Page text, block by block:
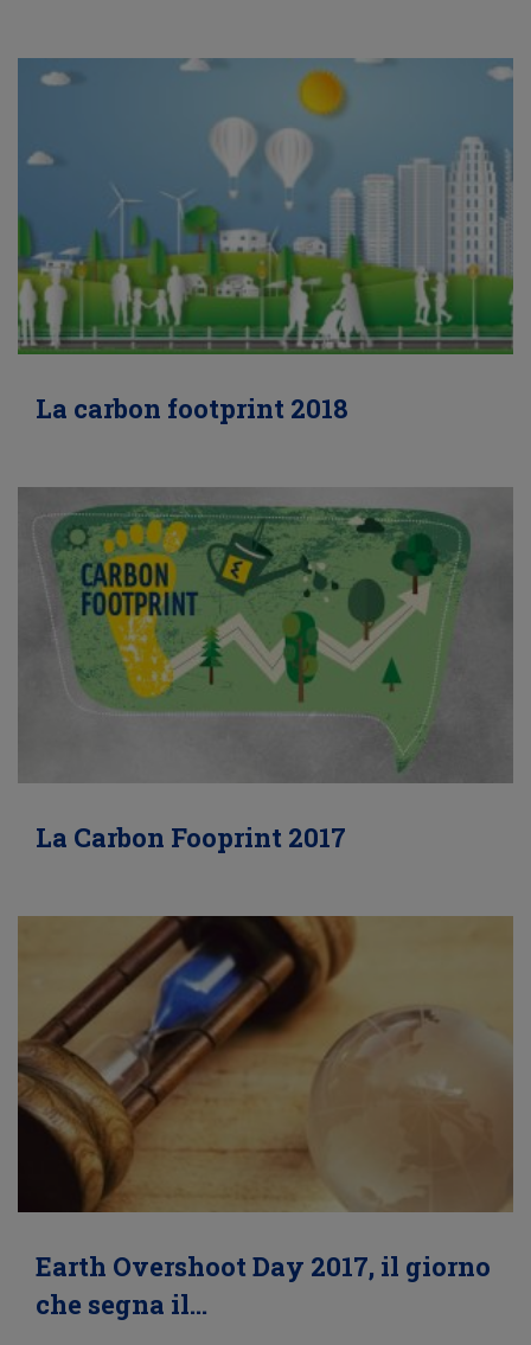
La carbon footprint 2018
La Carbon Fooprint 2017
Earth Overshoot Day 2017, il giorno
che segna il…